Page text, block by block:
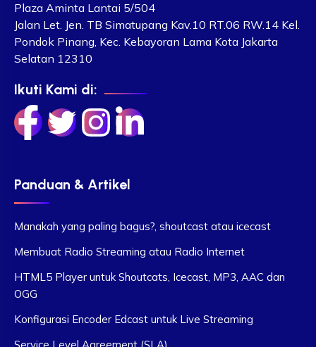
Plaza Aminta Lantai 5/504
Jalan Let. Jen. TB Simatupang Kav.10 RT.06 RW.14 Kel.
Pondok Pinang, Kec. Kebayoran Lama Kota Jakarta
Selatan 12310
Ikuti Kami di:
Panduan & Artikel
Manakah yang paling bagus?, shoutcast atau icecast
Membuat Radio Streaming atau Radio Internet
HTML5 Player untuk Shoutcats, Icecast, MP3, AAC dan
OGG
Konfigurasi Encoder Edcast untuk Live Streaming